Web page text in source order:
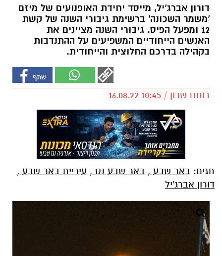
דורון אברג'יל, מייסד יחידת האופנועים של מיזם
'משמר השכונה' ברשימת גיבורי השנה של קשת
12 ומפעל הפיס. גיבורי השנה מציינים את
האנשים הייחודיים המשפיעים על ההתנדבות
בקהילה בדרכם החלוצית והייחודית.
רותם שרון / 10:45 16.08.22
תגים: באר שבע , באר שבע נט , עיריית באר שבע ,
דורון אברג'יל